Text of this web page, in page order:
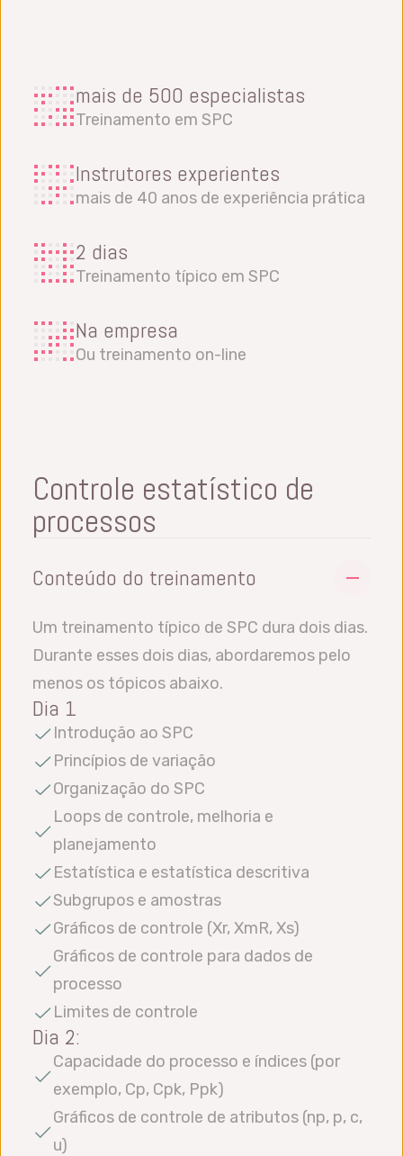
mais de 500 especialistas
Treinamento em SPC
Instrutores experientes
mais de 40 anos de experiência prática
2 dias
Treinamento típico em SPC
Na empresa
Ou treinamento on-line
Controle estatístico de
processos
Conteúdo do treinamento
Um treinamento típico de SPC dura dois dias.
Durante esses dois dias, abordaremos pelo
menos os tópicos abaixo.
Dia 1
Introdução ao SPC
Princípios de variação
Organização do SPC
Loops de controle, melhoria e
planejamento
Estatística e estatística descritiva
Subgrupos e amostras
Gráficos de controle (Xr, XmR, Xs)
Gráficos de controle para dados de
processo
Limites de controle
Dia 2:
Capacidade do processo e índices (por
exemplo, Cp, Cpk, Ppk)
Gráficos de controle de atributos (np, p, c,
u)